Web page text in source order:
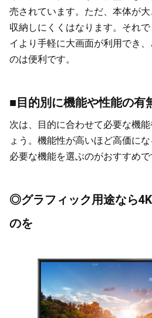
売されています。ただ、本体が
収納しにくくはなります。それ
イより手軽に大画面が利用でき
のは便利です。
■目的別に機能や性能の有
次は、目的に合わせて必要な機
ょう。機能性が高いほど高価に
必要な機能を選ぶのがおすすめで
◎グラフィック用途なら
のを